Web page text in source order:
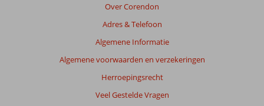
garanderen.
Over Corendon
Adres & Telefoon
Algemene Informatie
Algemene voorwaarden en verzekeringen
Herroepingsrecht
Veel Gestelde Vragen